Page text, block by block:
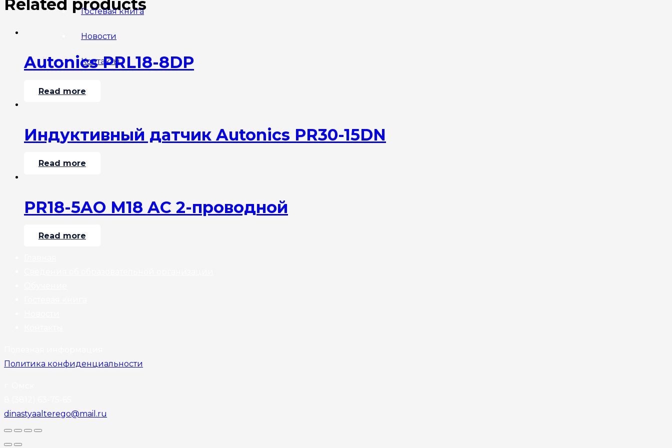
Гостевая книга
Новости
Контакты
Related products
Autonics PRL18-8DP
Read more
Индуктивный датчик Autonics PR30-15DN
Read more
PR18-5AO M18 AC 2-проводной
Read more
Политика конфиденциальности
dinastyaalterego@mail.ru